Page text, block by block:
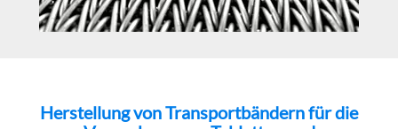
Herstellung von Transportbändern für die